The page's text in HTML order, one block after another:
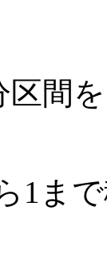
区間
1ま